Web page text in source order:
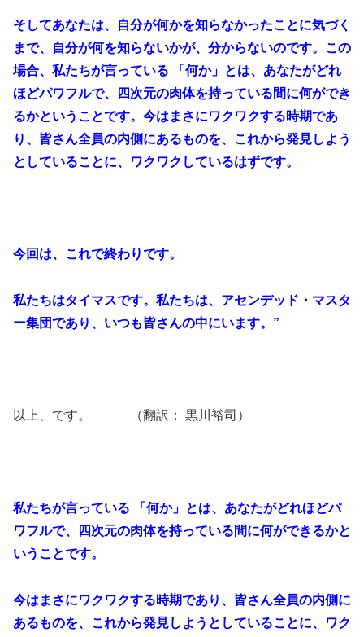
そしてあなたは、自分が何かを知らなかったことに気づく
まで、自分が何を知らないかが、分からないのです。この
場合、私たちが言っている 「何か」とは、あなたがどれ
ほどパワフルで、四次元の肉体を持っている間に何ができ
るかということです。今はまさにワクワクする時期であ
り、皆さん全員の内側にあるものを、これから発見しよう
としていることに、ワクワクしているはずです。
今回は、これで終わりです。
私たちはタイマスです。私たちは、アセンデッド・マスタ
ー集団であり、いつも皆さんの中にいます。”
以上、です。 （翻訳： 黒川裕司）
私たちが言っている 「何か」とは、あなたがどれほどパ
ワフルで、四次元の肉体を持っている間に何ができるかと
いうことです。
今はまさにワクワクする時期であり、皆さん全員の内側に
あるものを、これから発見しようとしていることに、ワク